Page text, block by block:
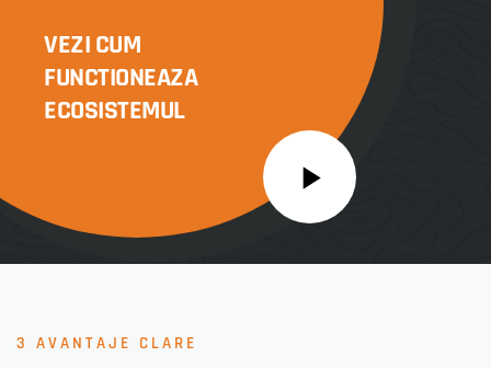
VEZI CUM
FUNCTIONEAZA
ECOSISTEMUL
3 AVANTAJE CLARE